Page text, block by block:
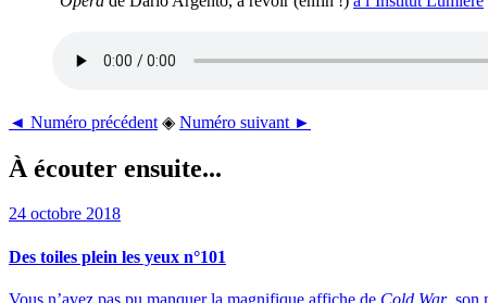
◄ Numéro précédent ◈ Numéro suivant ►
À écouter ensuite...
24 octobre 2018
Des toiles plein les yeux n°101
Vous n’avez pas pu manquer la magnifique affiche de Cold War, son